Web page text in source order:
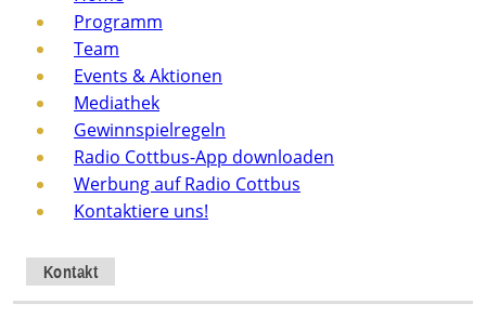
Programm
Team
Events & Aktionen
Mediathek
Gewinnspielregeln
Radio Cottbus-App downloaden
Werbung auf Radio Cottbus
Kontaktiere uns!
Kontakt